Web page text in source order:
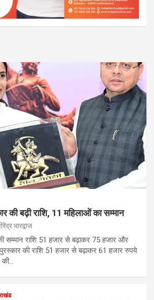
की बढ़ी राशि, 11 महिलाओं का सम्मान
भारद्वाज
सम्मान राशि 51 हजार से बढ़ाकर 75 हजार और
की राशि 51 हजार से बढ़ाकर 61 हजार रुपये